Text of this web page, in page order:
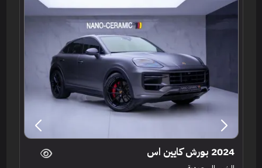
2024 بورش كايين اس